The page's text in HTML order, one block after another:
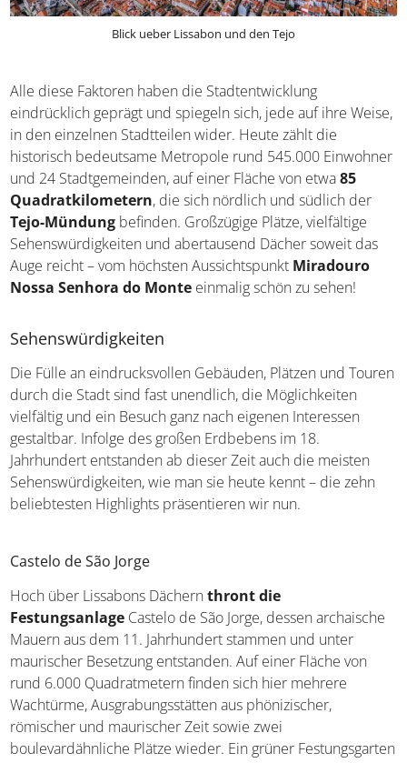
Blick ueber Lissabon und den Tejo
Alle diese Faktoren haben die Stadtentwicklung
eindrücklich geprägt und spiegeln sich, jede auf ihre Weise,
in den einzelnen Stadtteilen wider. Heute zählt die
historisch bedeutsame Metropole rund 545.000 Einwohner
und 24 Stadtgemeinden, auf einer Fläche von etwa85
Quadratkilometern, die sich nördlich und südlich der
Tejo-Mündung befinden. Großzügige Plätze, vielfältige
Sehenswürdigkeiten und abertausend Dächer soweit das
Auge reicht – vom höchsten Aussichtspunkt Miradouro
Nossa Senhora do Monte einmalig schön zu sehen!
Sehenswürdigkeiten
Die Fülle an eindrucksvollen Gebäuden, Plätzen und Touren
durch die Stadt sind fast unendlich, die Möglichkeiten
vielfältig und ein Besuch ganz nach eigenen Interessen
gestaltbar. Infolge des großen Erdbebens im 18.
Jahrhundert entstanden ab dieser Zeit auch die meisten
Sehenswürdigkeiten, wie man sie heute kennt – die zehn
beliebtesten Highlights präsentieren wir nun.
Castelo de São Jorge
Hoch über Lissabons Dächernthront die
Festungsanlage Castelo de São Jorge, dessen archaische
Mauern aus dem 11. Jahrhundert stammen und unter
maurischer Besetzung entstanden. Auf einer Fläche von
rund 6.000 Quadratmetern finden sich hier mehrere
Wachtürme, Ausgrabungsstätten aus phönizischer,
römischer und maurischer Zeit sowie zwei
boulevardähnliche Plätze wieder. Ein grüner Festungsgarten